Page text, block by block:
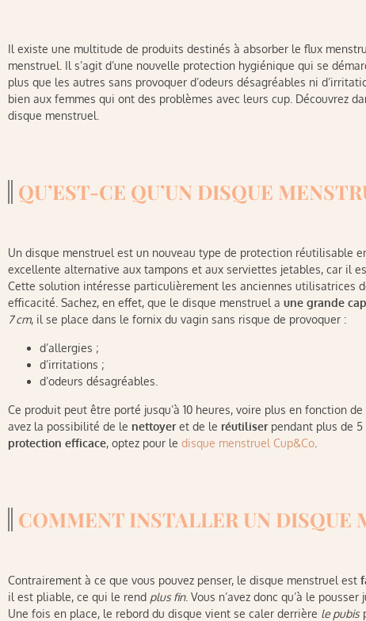
Il existe une multitude de produits destinés à absorber le flux
menstruel. Il s’agit d’une nouvelle protection hygiénique qui se
plus que les autres sans provoquer d’odeurs désagréables ni
bien aux femmes qui ont des problèmes avec leurs cup. Découvrez
disque menstruel.
QU’EST-CE QU’UN DISQUE
Un disque menstruel est un nouveau type de protection réutilisable
excellente alternative aux tampons et aux serviettes jetables, car il
Cette solution intéresse particulièrement les anciennes utilisatrices
efficacité. Sachez, en effet, que le disque menstruel a une grande
7 cm, il se place dans le fornix du vagin sans risque de provoquer :
d’allergies ;
d’irritations ;
d’odeurs désagréables.
Ce produit peut être porté jusqu’à 10 heures, voire plus en fonction
avez la possibilité de le nettoyeret de le réutiliserpendant plus de 5
protection efficace, optez pour le disque menstruel Cup&Co
COMMENT INSTALLER UN DISQUE
Contrairement à ce que vous pouvez penser, le disque menstruel est
il est pliable, ce qui le rend plus fin. Vous n’avez donc qu’à le
Une fois en place, le rebord du disque vient se caler derrière le pubis